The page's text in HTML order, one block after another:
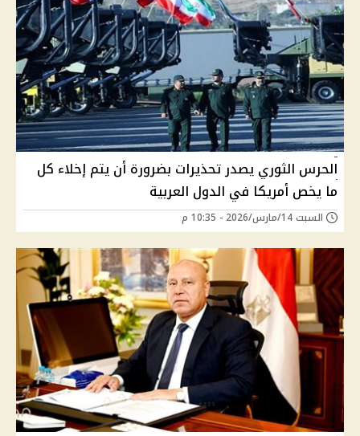
الحرس الثوري يصدر تحذيرات بضرورة أن يتم إخلاء كل
ما يخص أمريكا في الدول العربية
السبت 14/مارس/2026 - 10:35 م